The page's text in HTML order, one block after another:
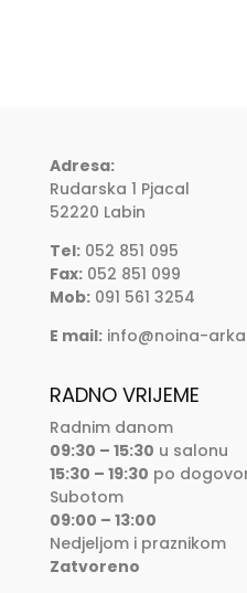
Adresa:
Rudarska 1 Pjacal
52220 Labin
Tel:052 851 095
Fax:052 851 099
Mob:091 561 3254
E mail: info@noina-
RADNO VRIJEME
Radnim danom
09:30 – 15:30 u salonu
15:30 – 19:30 po
Subotom
09:00 – 13:00
Nedjeljom i praznikom
Zatvoreno